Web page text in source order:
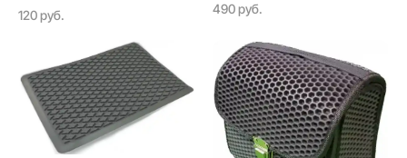
120 руб.
490 руб.